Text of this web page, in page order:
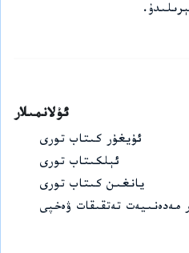
ئۇلانمىلار
ئۇيغۇر كىتاب تورى
ئېلكىتاب تورى
يانغىن كىتاب تورى
مەدەنىيەت تەتقىقات ۋەخپى